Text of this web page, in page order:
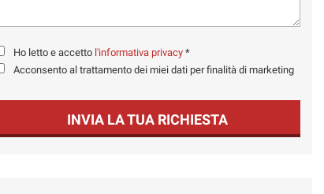
Ho letto e accetto l'informativa privacy *
Acconsento al trattamento dei miei dati per finalità di marketing
INVIA LA TUA RICHIESTA